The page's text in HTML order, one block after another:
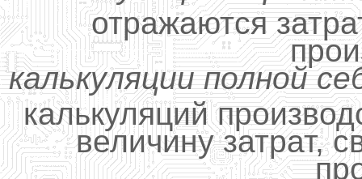
отражаются
калькуляции полной
калькуляций
величину затрат,